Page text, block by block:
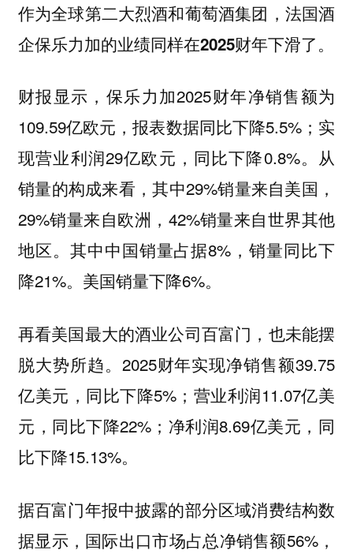
作为全球第二大烈酒和葡萄酒集团，法国酒
企保乐力加的业绩同样在2025财年下滑了。
财报显示，保乐力加2025财年净销售额为
109.59亿欧元，报表数据同比下降5.5%；实
现营业利润29亿欧元，同比下降0.8%。从
销量的构成来看，其中29%销量来自美国，
29%销量来自欧洲，42%销量来自世界其他
地区。其中中国销量占据8%，销量同比下
降21%。美国销量下降6%。
再看美国最大的酒业公司百富门，也未能摆
脱大势所趋。 2025财年实现净销售额39.75
亿美元，同比下降5%；营业利润11.07亿美
元，同比下降22%；净利润8.69亿美元，同
比下降15.13%。
据百富门年报中披露的部分区域消费结构数
据显示，国际出口市场占总净销售额56%，